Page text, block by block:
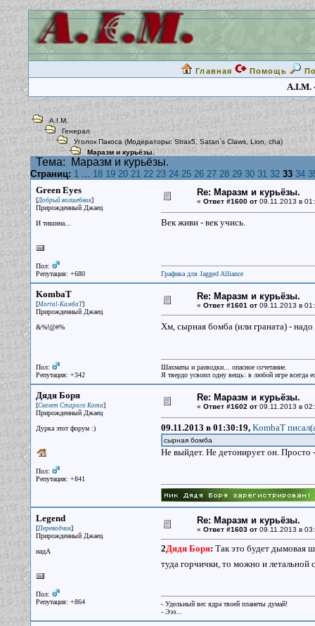
Главная Помощь
A.I.M.
A.I.M.
Генерал
Уголок Пакоса (Модераторы:Strax5, Satan`s Claws,Lion,cha)
Маразм и курьёзы.
Тема: Маразм и курьёзы.
Страниц: 1... 18 19 20 21 22 23 24 25 26 27 28 29 30 31 32 33 34
Green Eyes
[Добрый волшебник]
Прирожденный Джаец
И тишина...
Пол:
Репутация: +680
Re: Маразм и курьёзы.
« Ответ #1600 от09.11.2013 в
Век живи - век учись.
Графика для Jagged Alliance
KombaT
[Mortal-КамбаТ]
Прирожденный Джаец
&%!@#%
Пол:
Репутация: +342
Re: Маразм и курьёзы.
« Ответ #1601 от09.11.2013 в
Хм, сырная бомба (или граната) -
Шахматы и разводки... опасное сочетание.
Я твердо усвоил одну вещь: в любой игре всегда
Дядя Боря
[Скелет Старого Кота]
Прирожденный Джаец
Дурка этот форум :)
Пол:
Репутация: +841
Re: Маразм и курьёзы.
« Ответ #1602 от09.11.2013 в
09.11.2013 в 01:30:19, KombaT
сырная бомба
Не выйдет. Не детонирует он. Просто
Legend
[Переводчик]
Прирожденный Джаец
надА
Пол:
Репутация: +864
Re: Маразм и курьёзы.
« Ответ #1603 от09.11.2013 в
2Дядя Боря: Так это будет дымовая
туда горчички, то можно и летальной
- Удельный вес ядра твоей планеты думай!
- Эээ...